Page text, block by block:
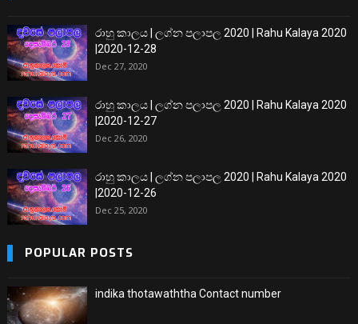
රාහු කාලය | ලග්න පලාපල 2020 | Rahu Kalaya 2020
|2020-12-28
Dec 27, 2020
රාහු කාලය | ලග්න පලාපල 2020 | Rahu Kalaya 2020
|2020-12-27
Dec 26, 2020
රාහු කාලය | ලග්න පලාපල 2020 | Rahu Kalaya 2020
|2020-12-26
Dec 25, 2020
POPULAR POSTS
indika thotawaththa Contact number